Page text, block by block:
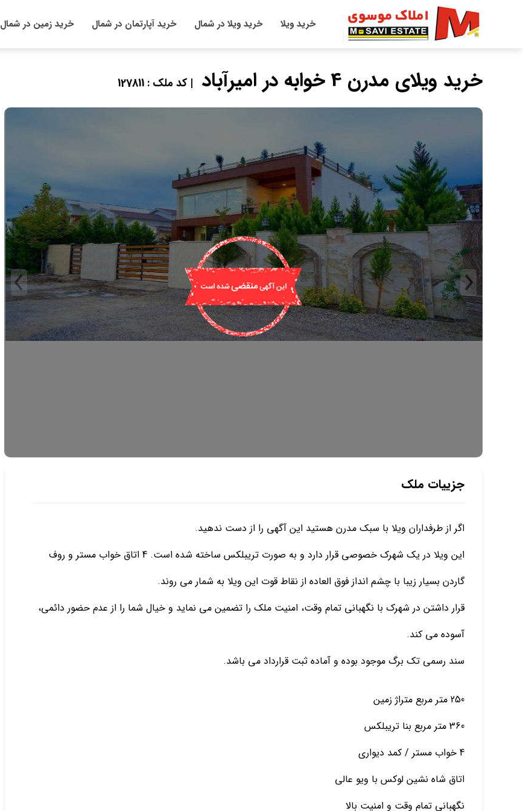
خرید ویلا خرید ویلا در شمال خرید آپارتمان در شمال خرید زمین در شمال
خرید ویلای مدرن 4 خوابه در امیرآباد | کد ملک : 127811
جزییات ملک
اگر از طرفداران ویلا با سبک مدرن هستید این آگهی را از دست ندهید.
این ویلا در یک شهرک خصوصی قرار دارد و به صورت تریبلکس ساخته شده است. 4 اتاق خواب مستر و روف
گاردن بسیار زیبا با چشم انداز فوق العاده از نقاط قوت این ویلا به شمار می روند.
قرار داشتن در شهرک با نگهبانی تمام وقت، امنیت ملک را تضمین می نماید و خیال شما را از عدم حضور دائمی،
آسوده می کند.
سند رسمی تک برگ موجود بوده و آماده ثبت قرارداد می باشد.
250 متر مربع متراژ زمین
360 متر مربع بنا تریبلکس
4 خواب مستر / کمد دیواری
اتاق شاه نشین لوکس با ویو عالی
نگهبانی تمام وقت و امنیت بالا